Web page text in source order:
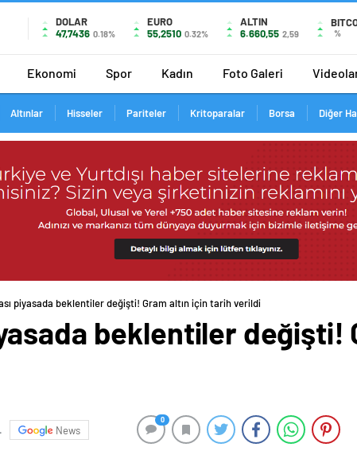
DOLAR
47,7436 0.18%
EURO
55,2510 0.32%
ALTIN
6.660,55 2,59 %
Ekonomi Spor Kadın Foto Galeri
Altınlar Hisseler Pariteler Kritoparalar Borsa Diğer
piyasada beklentiler değişti! Gram altın için tarih verildi
beklentiler değişti!
News
0